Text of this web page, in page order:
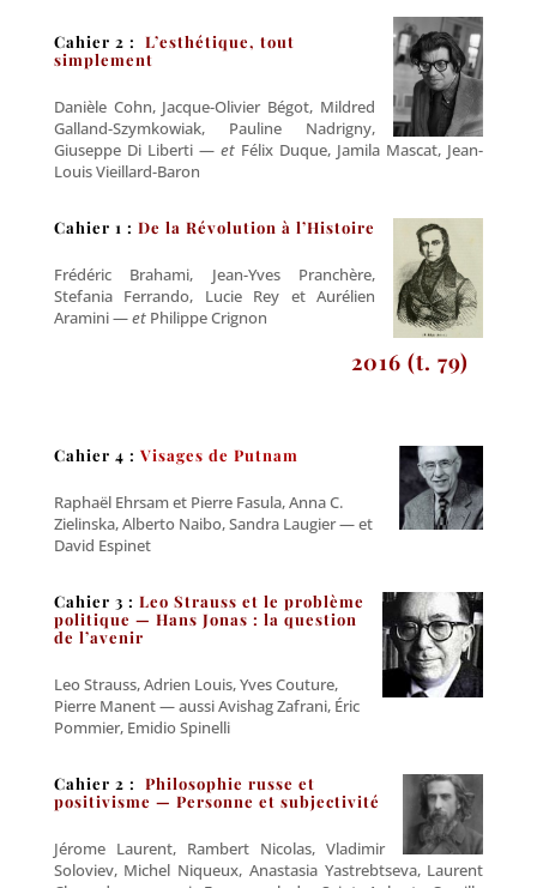
Cahier 2 : L’esthétique, tout
simplement
Danièle Cohn, Jacque-Olivier Bégot, Mildred
Galland-Szymkowiak, Pauline Nadrigny,
Giuseppe Di Liberti — etFélix Duque, Jamila Mascat, Jean-
Louis Vieillard-Baron
Cahier 1 : De la Révolution à l’Histoire
Frédéric Brahami, Jean-Yves Pranchère,
Stefania Ferrando, Lucie Rey et Aurélien
Aramini —etPhilippe Crignon
2016 (t. 79)
Cahier 4 : Visages de Putnam
Raphaël Ehrsam et Pierre Fasula, Anna C.
Zielinska, Alberto Naibo, Sandra Laugier — et
David Espinet
Cahier 3 : Leo Strauss et le problème
politique — Hans Jonas : la question
de l’avenir
Leo Strauss, Adrien Louis, Yves Couture,
Pierre Manent — aussi Avishag Zafrani, Éric
Pommier, Emidio Spinelli
Cahier 2 : Philosophie russe et
positivisme — Personne et subjectivité
Jérome Laurent, Rambert Nicolas, Vladimir
Soloviev, Michel Niqueux, Anastasia Yastrebtseva, Laurent